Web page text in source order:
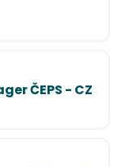
ČEPS - CZ